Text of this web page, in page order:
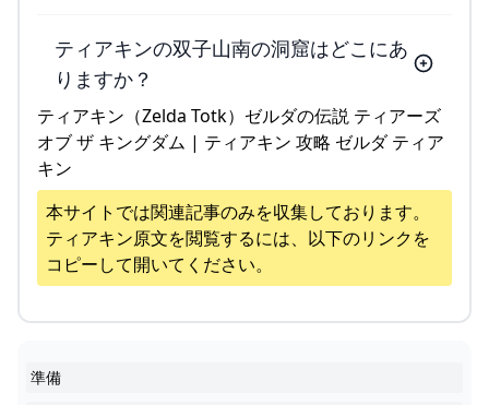
ティアキンの双子山南の洞窟はどこにあ
りますか？
ティアキン（Zelda Totk）ゼルダの伝説 ティアーズ
オブ ザ キングダム | ティアキン 攻略 ゼルダ ティア
キン
本サイトでは関連記事のみを収集しております。
ティアキン原文を閲覧するには、以下のリンクを
コピーして開いてください。
準備